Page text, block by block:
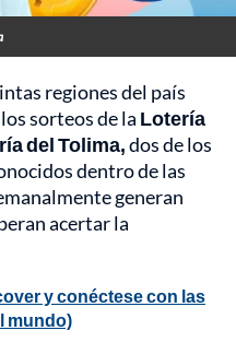
regiones del país
sorteos de la Lotería
del Tolima,dos de los
dentro de las
generan
acertar la
y conéctese con las
mundo)